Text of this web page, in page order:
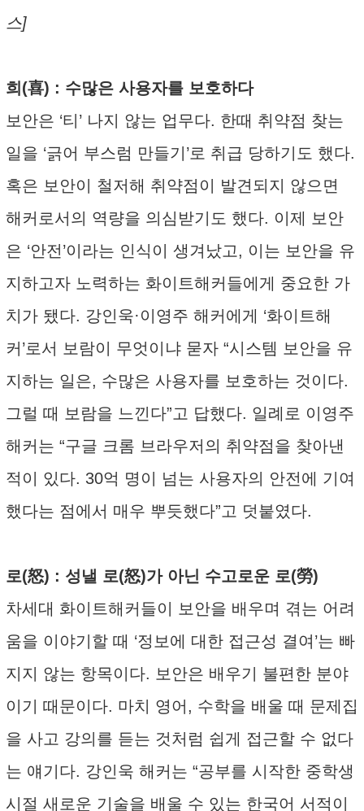
스]
희(喜) : 수많은 사용자를 보호하다
보안은 ‘티’ 나지 않는 업무다. 한때 취약점 찾는
일을 ‘긁어 부스럼 만들기’로 취급 당하기도 했다.
혹은 보안이 철저해 취약점이 발견되지 않으면
해커로서의 역량을 의심받기도 했다. 이제 보안
은 ‘안전’이라는 인식이 생겨났고, 이는 보안을 유
지하고자 노력하는 화이트해커들에게 중요한 가
치가 됐다. 강인욱·이영주 해커에게 ‘화이트해
커’로서 보람이 무엇이냐 묻자 “시스템 보안을 유
지하는 일은, 수많은 사용자를 보호하는 것이다.
그럴 때 보람을 느낀다”고 답했다. 일례로 이영주
해커는 “구글 크롬 브라우저의 취약점을 찾아낸
적이 있다. 30억 명이 넘는 사용자의 안전에 기여
했다는 점에서 매우 뿌듯했다”고 덧붙였다.
로(怒) : 성낼 로(怒)가 아닌 수고로운 로(勞)
차세대 화이트해커들이 보안을 배우며 겪는 어려
움을 이야기할 때 ‘정보에 대한 접근성 결여’는 빠
지지 않는 항목이다. 보안은 배우기 불편한 분야
이기 때문이다. 마치 영어, 수학을 배울 때 문제집
을 사고 강의를 듣는 것처럼 쉽게 접근할 수 없다
는 얘기다. 강인욱 해커는 “공부를 시작한 중학생
시절 새로운 기술을 배울 수 있는 한국어 서적이